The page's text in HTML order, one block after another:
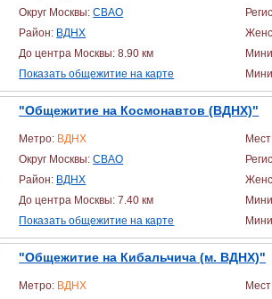
Округ Москвы:СВАО
Район: ВДНХ
До центра Москвы: 8.90 км
Показать общежитие на карте
"Общежитие на Космонавтов (ВДНХ)"
Метро: ВДНХ
Округ Москвы:СВАО
Район: ВДНХ
До центра Москвы: 7.40 км
Показать общежитие на карте
"Общежитие на Кибальчича (м. ВДНХ)"
Метро: ВДНХ